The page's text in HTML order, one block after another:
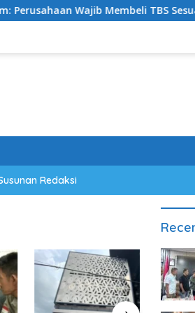
Wajib Membeli TBS Sesuai
Redaksi